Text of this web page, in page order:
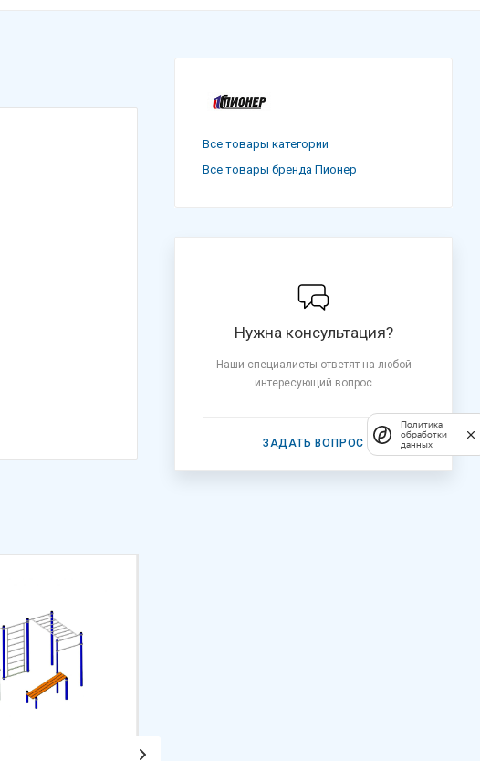
Все товары категории
Все товары бренда Пионер
Нужна консультация?
Наши специалисты ответят на любой
интересующий вопрос
ЗАДАТЬ ВОПРОС
Политика
обработки
данных